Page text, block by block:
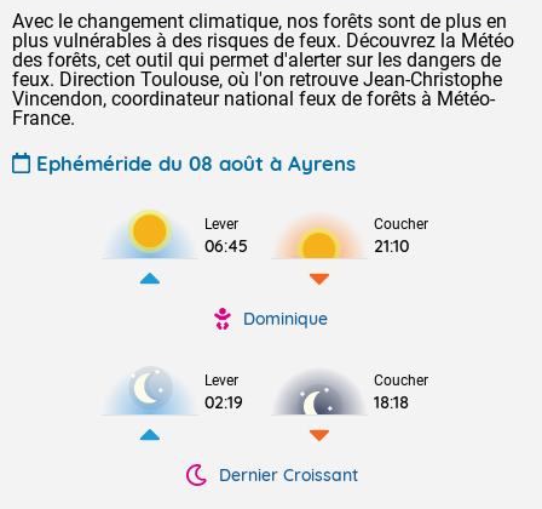
Avec le changement climatique, nos forêts sont de plus en
plus vulnérables à des risques de feux. Découvrez la Météo
des forêts, cet outil qui permet d'alerter sur les dangers de
feux. Direction Toulouse, où l'on retrouve Jean-Christophe
Vincendon, coordinateur national feux de forêts à Météo-
France.
Ephéméride du 08 août à Ayrens
Lever
06:45
Coucher
21:10
Dominique
Lever
02:19
Coucher
18:18
Dernier Croissant